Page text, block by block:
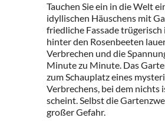
Tauchen Sie ein in die Welt
idyllischen Häuschens mit
friedliche Fassade trügerisch
hinter den Rosenbeeten
Verbrechen und die
Minute zu Minute. Das
zum Schauplatz eines
Verbrechens, bei dem nichts
scheint. Selbst die
großer Gefahr.